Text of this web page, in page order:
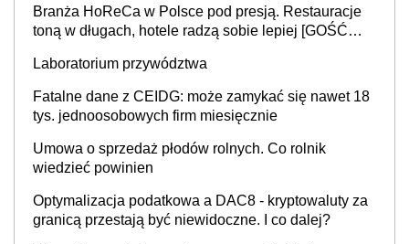
Branża HoReCa w Polsce pod presją. Restauracje
toną w długach, hotele radzą sobie lepiej [GOŚĆ
Laboratorium przywództwa
Fatalne dane z CEIDG: może zamykać się nawet 18
tys. jednoosobowych firm miesięcznie
Umowa o sprzedaż płodów rolnych. Co rolnik
wiedzieć powinien
Optymalizacja podatkowa a DAC8 - kryptowaluty za
granicą przestają być niewidoczne. I co dalej?